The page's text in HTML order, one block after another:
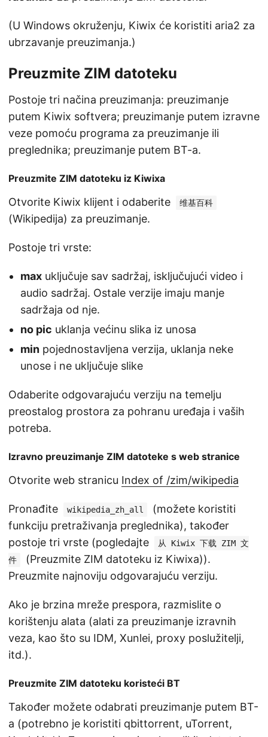
(U Windows okruženju, Kiwix će koristiti aria2 za
ubrzavanje preuzimanja.)
Preuzmite ZIM datoteku
Postoje tri načina preuzimanja: preuzimanje
putem Kiwix softvera; preuzimanje putem izravne
veze pomoću programa za preuzimanje ili
preglednika; preuzimanje putem BT-a.
Preuzmite ZIM datoteku iz Kiwixa
Otvorite Kiwix klijent i odaberite 维基百科
(Wikipedija) za preuzimanje.
Postoje tri vrste:
max uključuje sav sadržaj, isključujući video i
audio sadržaj. Ostale verzije imaju manje
sadržaja od nje.
no pic uklanja većinu slika iz unosa
min pojednostavljena verzija, uklanja neke
unose i ne uključuje slike
Odaberite odgovarajuću verziju na temelju
preostalog prostora za pohranu uređaja i vaših
potreba.
Izravno preuzimanje ZIM datoteke s web stranice
Otvorite web stranicu Index of /zim/wikipedia
Pronađite wikipedia_zh_all
(možete koristiti
funkciju pretraživanja preglednika), također
postoje tri vrste (pogledajte
从 Kiwix 下载 ZIM 文
件
(Preuzmite ZIM datoteku iz Kiwixa)).
Preuzmite najnoviju odgovarajuću verziju.
Ako je brzina mreže prespora, razmislite o
korištenju alata (alati za preuzimanje izravnih
veza, kao što su IDM, Xunlei, proxy poslužitelji,
itd.).
Preuzmite ZIM datoteku koristeći BT
Također možete odabrati preuzimanje putem BT-
a (potrebno je koristiti qbittorrent, uTorrent,